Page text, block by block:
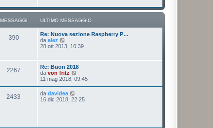
g
o
e
s
s
g
o
u
t
i
m
m
s
s
a
g
o
MESSAGGI ULTIMO MESSAGGIO
390
Re: Nuova sezione Raspberry P…
da alez
e
u
t
i
m
o
m
28 ott 2013, 10:39
2267
Re: Buon 2018
da von fritz
e
u
l
o
11 mag 2018, 09:45
2433 da davidea
e
16 dic 2018, 22:25